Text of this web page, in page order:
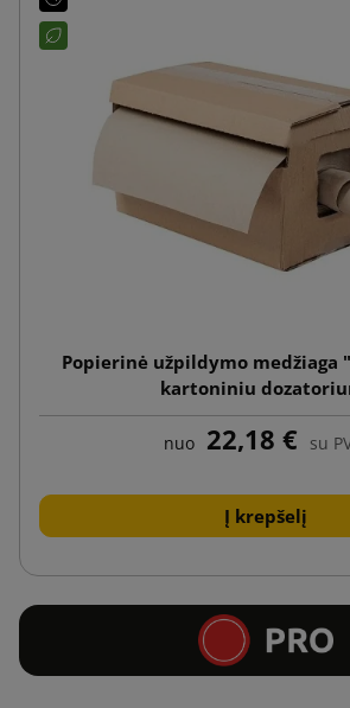
Popierinė užpildymo medžiaga
kartoniniu
nuo 22,18 € su
Į krepšelį